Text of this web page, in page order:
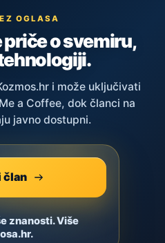
OGLASA
o svemiru,
i može uključivati
a Coffee, dok članci na
javno dostupni.
član
znanosti. Više